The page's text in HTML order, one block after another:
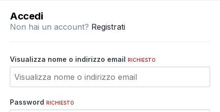
Accedi
Non hai un account? Registrati
Visualizza nome o indirizzo email RICHIESTO
Password RICHIESTO